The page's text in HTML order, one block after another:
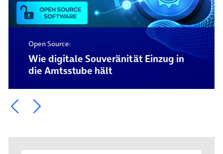
Open Source:
Wie digitale Souveränität Einzug in
die Amtsstube hält
Ein Element zurück blättern
Ein Element weiter blättern